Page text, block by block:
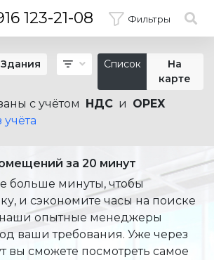
123-21-08 Фильтры
×
Здания Список
На
карте
с учётом НДС и OPEX
учёта
за 20 минут
больше минуты, чтобы
и сэкономите часы на поиске
опытные менеджеры
ваши требования. Уже через
вы сможете посмотреть самое